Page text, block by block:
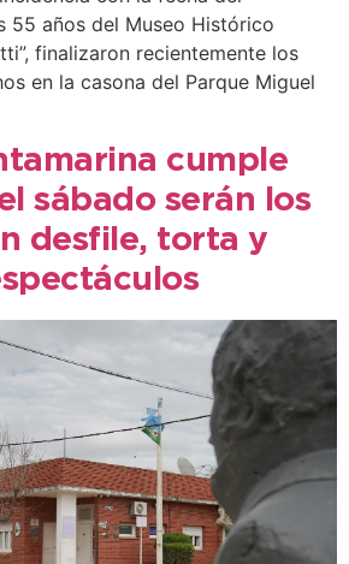
55 años del Museo Histórico
finalizaron recientemente los
en la casona del Parque Miguel
cumple
sábado serán los
desfile, torta y